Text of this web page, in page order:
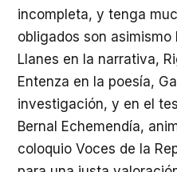
incompleta, y tenga
obligados son
Llanes en la narrativa,
Entenza en la poesía,
investigación, y en el
Bernal Echemendía,
coloquio Voces de la